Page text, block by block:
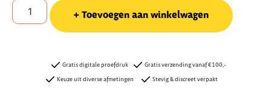
Toevoegen aan winkelwagen
Gratis digitale proefdruk
Keuze uit diverse afmetingen
Gratis verzending vanaf €100,-
Stevig & discreet verpakt